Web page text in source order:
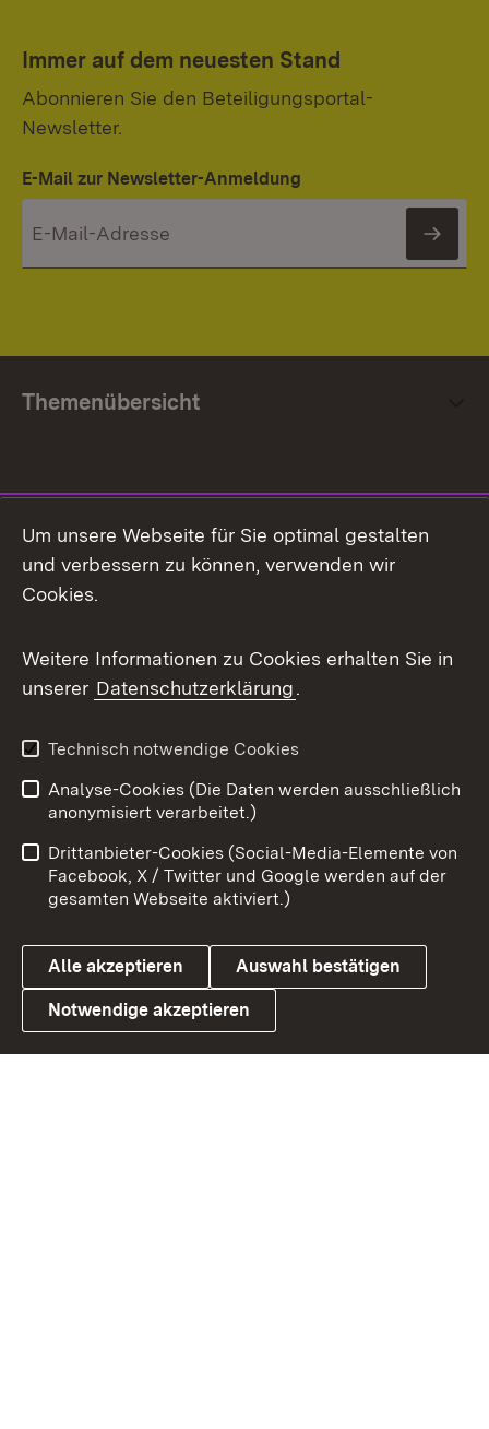
Immer auf dem neuesten Stand
Abonnieren Sie den Beteiligungsportal-
Newsletter.
E-Mail zur Newsletter-Anmeldung
Themenübersicht
Facebook
X / Twitter
Youtube
Link zum Landesportal
Impressum
Kontakt
Barrierefreiheit
Datenschutz
Cookies
Um unsere Webseite für Sie optimal gestalten
und verbessern zu können, verwenden wir
Cookies.
Weitere Informationen zu Cookies erhalten Sie in
unserer Datenschutzerklärung.
Technisch notwendige Cookies
Analyse-Cookies (Die Daten werden ausschließlich
anonymisiert verarbeitet.)
Drittanbieter-Cookies (Social-Media-Elemente von
Facebook, X / Twitter und Google werden auf der
gesamten Webseite aktiviert.)
Alle akzeptieren Auswahl bestätigen
Notwendige akzeptieren